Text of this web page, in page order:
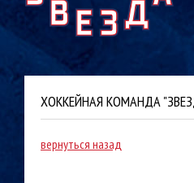
ХОККЕЙНАЯ КОМАНДА
вернуться назад